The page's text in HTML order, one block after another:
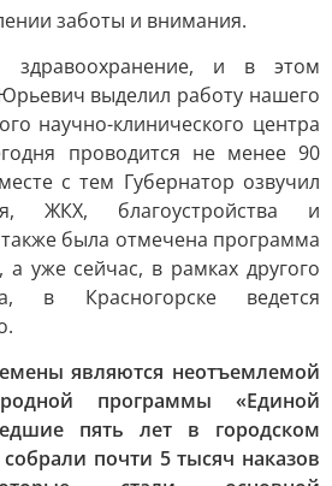
заботы и внимания.
здравоохранение, и в этом
выделил работу нашего
научно-клинического центра
проводится не менее 90
с тем Губернатор озвучил
ЖКХ, благоустройства и
была отмечена программа
а уже сейчас, в рамках другого
в Красногорске ведется
являются неотъемлемой
программы «Единой
пять лет в городском
собрали почти 5 тысяч наказов